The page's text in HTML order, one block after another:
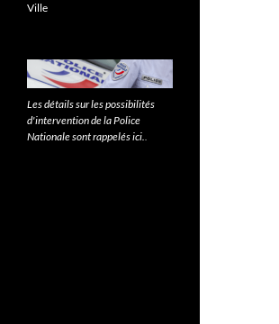
Ville
Les détails sur les possibilités
d'intervention de la Police
Nationale sont rappelés ici..